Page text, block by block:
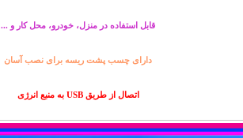
قابل استفاده در منزل، خودرو، محل کار و ...
دارای چسب پشت ریسه برای نصب آسان
اتصال از طریق USB به منبع انرژی